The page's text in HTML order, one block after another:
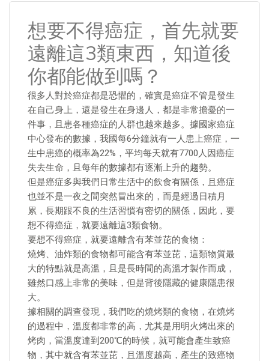
想要不得癌症，首先就要
遠離這3類東西，知道後
你都能做到嗎？
很多人對於癌症都是恐懼的，確實是癌症不管是發生
在自己身上，還是發生在身邊人，都是非常擔憂的一
件事，且患各種癌症的人群也越來越多。據國家癌症
中心發布的數據，我國每6分鐘就有一人患上癌症，一
生中患癌的概率為22%，平均每天就有7700人因癌症
失去生命，且每年的數據都有逐漸上升的趨勢。
但是癌症多與我們日常生活中的飲食有關係，且癌症
也並不是一夜之間突然冒出來的，而是經過日積月
累，長期跟不良的生活習慣有密切的關係，因此，要
想不得癌症，就要遠離這3類食物。
要想不得癌症，就要遠離含有苯並芘的食物：
燒烤、油炸類的食物都可能含有苯並芘，這類物質最
大的特點就是高溫，且是長時間的高溫才製作而成，
雖然口感上非常的美味，但是背後隱藏的健康隱患很
大。
據相關的調查發現，我們吃的燒烤類的食物，在燒烤
的過程中，溫度都非常的高，尤其是用明火烤出來的
烤肉，當溫度達到200℃的時候，就可能會產生致癌
物，其中就含有苯並芘，且溫度越高，產生的致癌物